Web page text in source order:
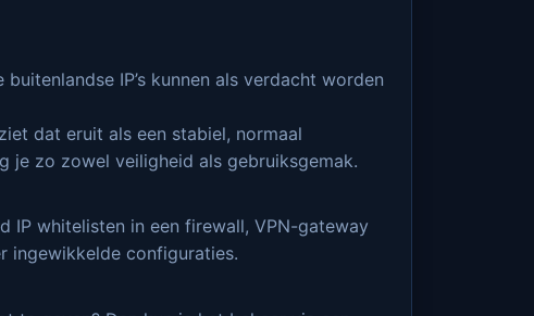
IP’s kunnen als verdacht worden
dat eruit als een stabiel, normaal
je zo zowel veiligheid als gebruiksgemak.
IP whitelisten in een firewall, VPN-gateway
ingewikkelde configuraties.